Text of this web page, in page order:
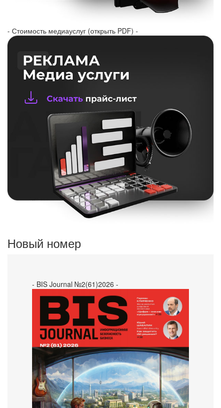
- Стоимость медиауслуг (открыть PDF) -
Новый номер
- BIS Journal №2(61)2026 -